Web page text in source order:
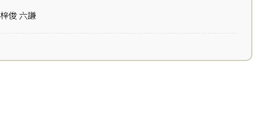
俊 六謙